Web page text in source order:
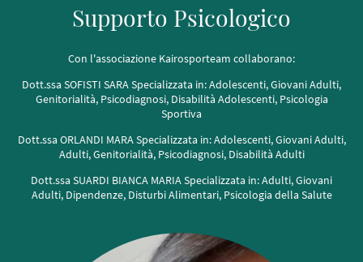
Supporto Psicologico
Con l'associazione Kairosporteam collaborano:
Dott.ssa SOFISTI SARA Specializzata in: Adolescenti, Giovani Adulti,
Genitorialità, Psicodiagnosi, Disabilità Adolescenti, Psicologia
Sportiva
Dott.ssa ORLANDI MARA Specializzata in: Adolescenti, Giovani Adulti,
Adulti, Genitorialità, Psicodiagnosi, Disabilità Adulti
Dott.ssa SUARDI BIANCA MARIA Specializzata in: Adulti, Giovani
Adulti, Dipendenze, Disturbi Alimentari, Psicologia della Salute